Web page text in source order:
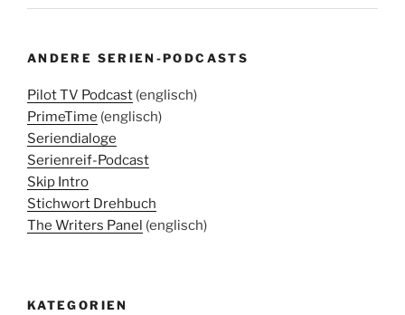
ANDERE SERIEN-PODCASTS
Pilot TV Podcast (englisch)
PrimeTime (englisch)
Seriendialoge
Serienreif-Podcast
Skip Intro
Stichwort Drehbuch
The Writers Panel (englisch)
KATEGORIEN